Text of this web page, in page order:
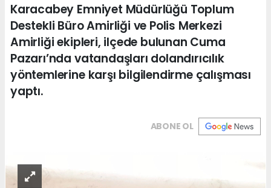
Karacabey Emniyet Müdürlüğü Toplum
Destekli Büro Amirliği ve Polis Merkezi
Amirliği ekipleri, ilçede bulunan Cuma
Pazarı’nda vatandaşları dolandırıcılık
yöntemlerine karşı bilgilendirme çalışması
yaptı.
ABONE OL